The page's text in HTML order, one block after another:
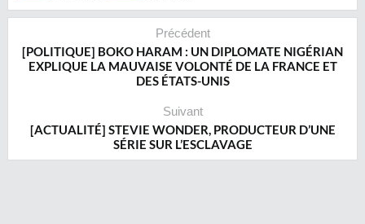
Précédent
[POLITIQUE] BOKO HARAM : UN DIPLOMATE NIGÉRIAN
EXPLIQUE LA MAUVAISE VOLONTÉ DE LA FRANCE ET
DES ÉTATS-UNIS
Suivant
[ACTUALITÉ] STEVIE WONDER, PRODUCTEUR D’UNE
SÉRIE SUR L’ESCLAVAGE